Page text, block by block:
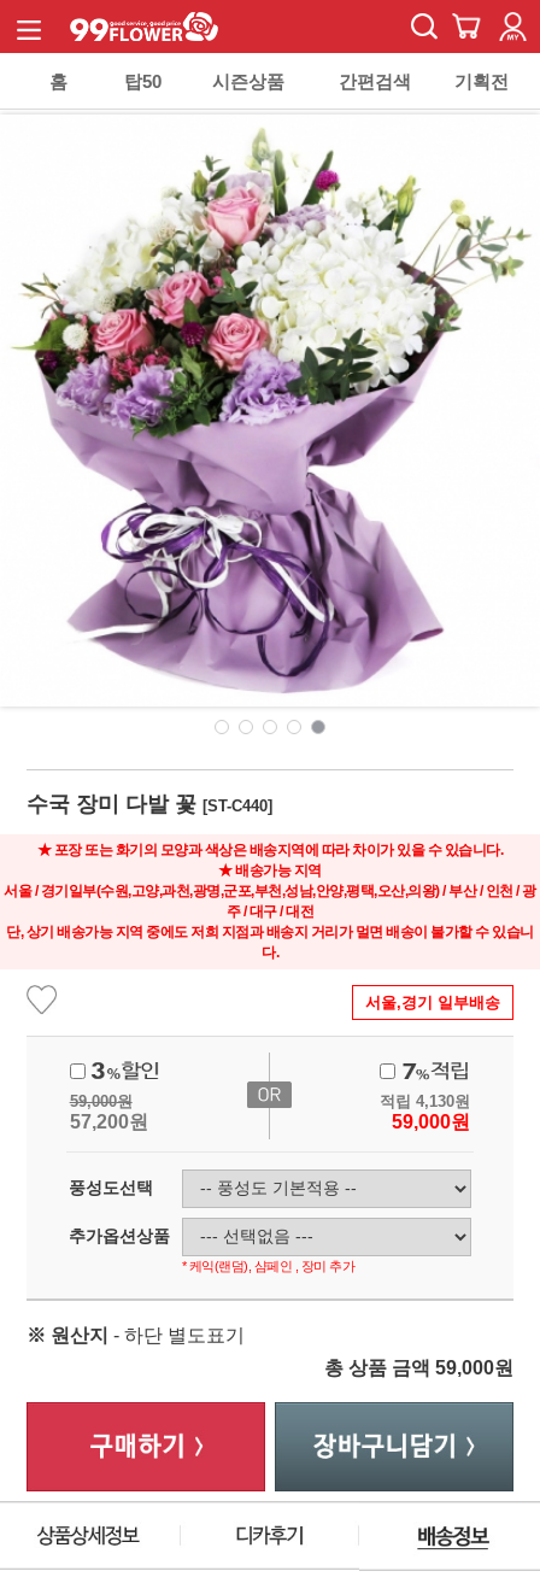
홈 탑50 시즌상품 간편검색 기획전
수국 장미 다발 꽃[ST-C440]
★ 포장 또는 화기의 모양과 색상은 배송지역에 따라 차이가 있을 수 있습니다.
★배송가능 지역
서울 / 경기일부(수원,고양,과천,광명,군포,부천,성남,안양,평택,오산,의왕) / 부산 / 인천 / 광
주 / 대구 / 대전
단, 상기 배송가능 지역 중에도 저희 지점과 배송지 거리가 멀면 배송이 불가할 수 있습니
다.
서울,경기 일부배송
59,000원
57,200원
적립 4,130원
59,000원
풍성도선택
추가옵션상품
* 케익(랜덤), 샴페인 , 장미 추가
※ 원산지 - 하단 별도표기
총 상품 금액 59,000원